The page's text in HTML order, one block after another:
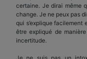
certaine. Je dirai même
change. Je ne peux pas
qui s’explique
être expliqué de
incertitude.